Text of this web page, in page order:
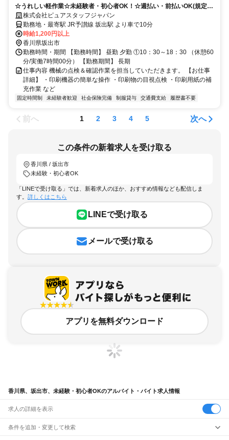
☆うれしい軽作業☆未経験者・初心者OK！☆週払い・前払いOK(規定あ
り)株式会社ピュアスタッフジャパン
勤務地・最寄駅 JR予讃線 坂出駅 より車で10分
時給1,200円以上
香川県坂出市
勤務時間・期間 【勤務時間】 昼勤 夕勤 ①10：30～18：30 （休憩60
分/実働7時間00分） 【勤務期間】 長期
仕事内容 機械の点検＆確認作業を担当していただきます。 【お仕事
詳細】 ・印刷機器の簡単な操作 ・印刷物の目視点検 ・印刷用紙の補
充作業 など
固定時間制 未経験者歓迎 社会保険完備 制服貸与 交通費支給 履歴書不要
前へ 1 2 3 4 5 次へ
この条件の新着求人を受け取る
香川県 / 坂出市
未経験・初心者OK
「LINEで受け取る」では、新着求人のほか、おすすめ情報なども配信しま
す。 詳しくはこちら
LINEで受け取る
メールで受け取る
アプリを無料ダウンロード
香川県、坂出市、未経験・初心者OKのアルバイト・バイト求人情報
求人の詳細を表示
条件を追加・変更して検索